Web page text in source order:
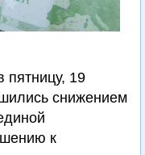
пятницу, 19
снижением
к